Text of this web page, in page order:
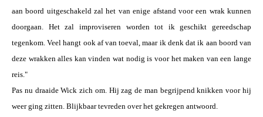
aan boord uitgeschakeld zal het van enige afstand voor een wrak kunnen
doorgaan. Het zal improviseren worden tot ik geschikt gereedschap
tegenkom. Veel hangt ook af van toeval, maar ik denk dat ik aan boord van
deze wrakken alles kan vinden wat nodig is voor het maken van een lange
reis."
Pas nu draaide Wick zich om. Hij zag de man begrijpend knikken voor hij
weer ging zitten. Blijkbaar tevreden over het gekregen antwoord.